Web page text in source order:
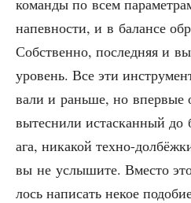
напев­но­сти, и в балан­се
Соб­ствен­но, послед­няя и
уро­вень. Все эти
ва­ли и рань­ше, но впер­вые
вытес­ни­ли истас­кан­ный
ага, ника­кой тех­но-
вы не услы­ши­те. Вме­сто
лось напи­сать некое